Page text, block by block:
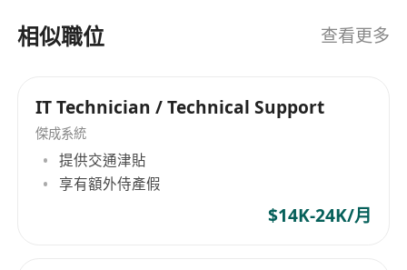
5. Deployment experience in Network – Huawei
/ H3C, Firewall – Hillstone / Huawei / H3C /
6. Strong verbal & written communication skills
7. Ability to work under pressure and
independently
8. Hold a valid work visa / holder of Hong Kong
BoardWare Information System (HK) Limited。
BoardWare Information System Limited is a
BoardWare Information System (HK) Limited.
The company was established on March 30,
2017 under its original name, BoardWare
Information System Limited, and was renamed
to its current name, BoardWare Information
System (HK) Limited, on April 25, 2019.
相似職位 查看更多
IT Technician / Technical Support
傑成系統
提供交通津貼
享有額外侍產假
$14K-24K/月